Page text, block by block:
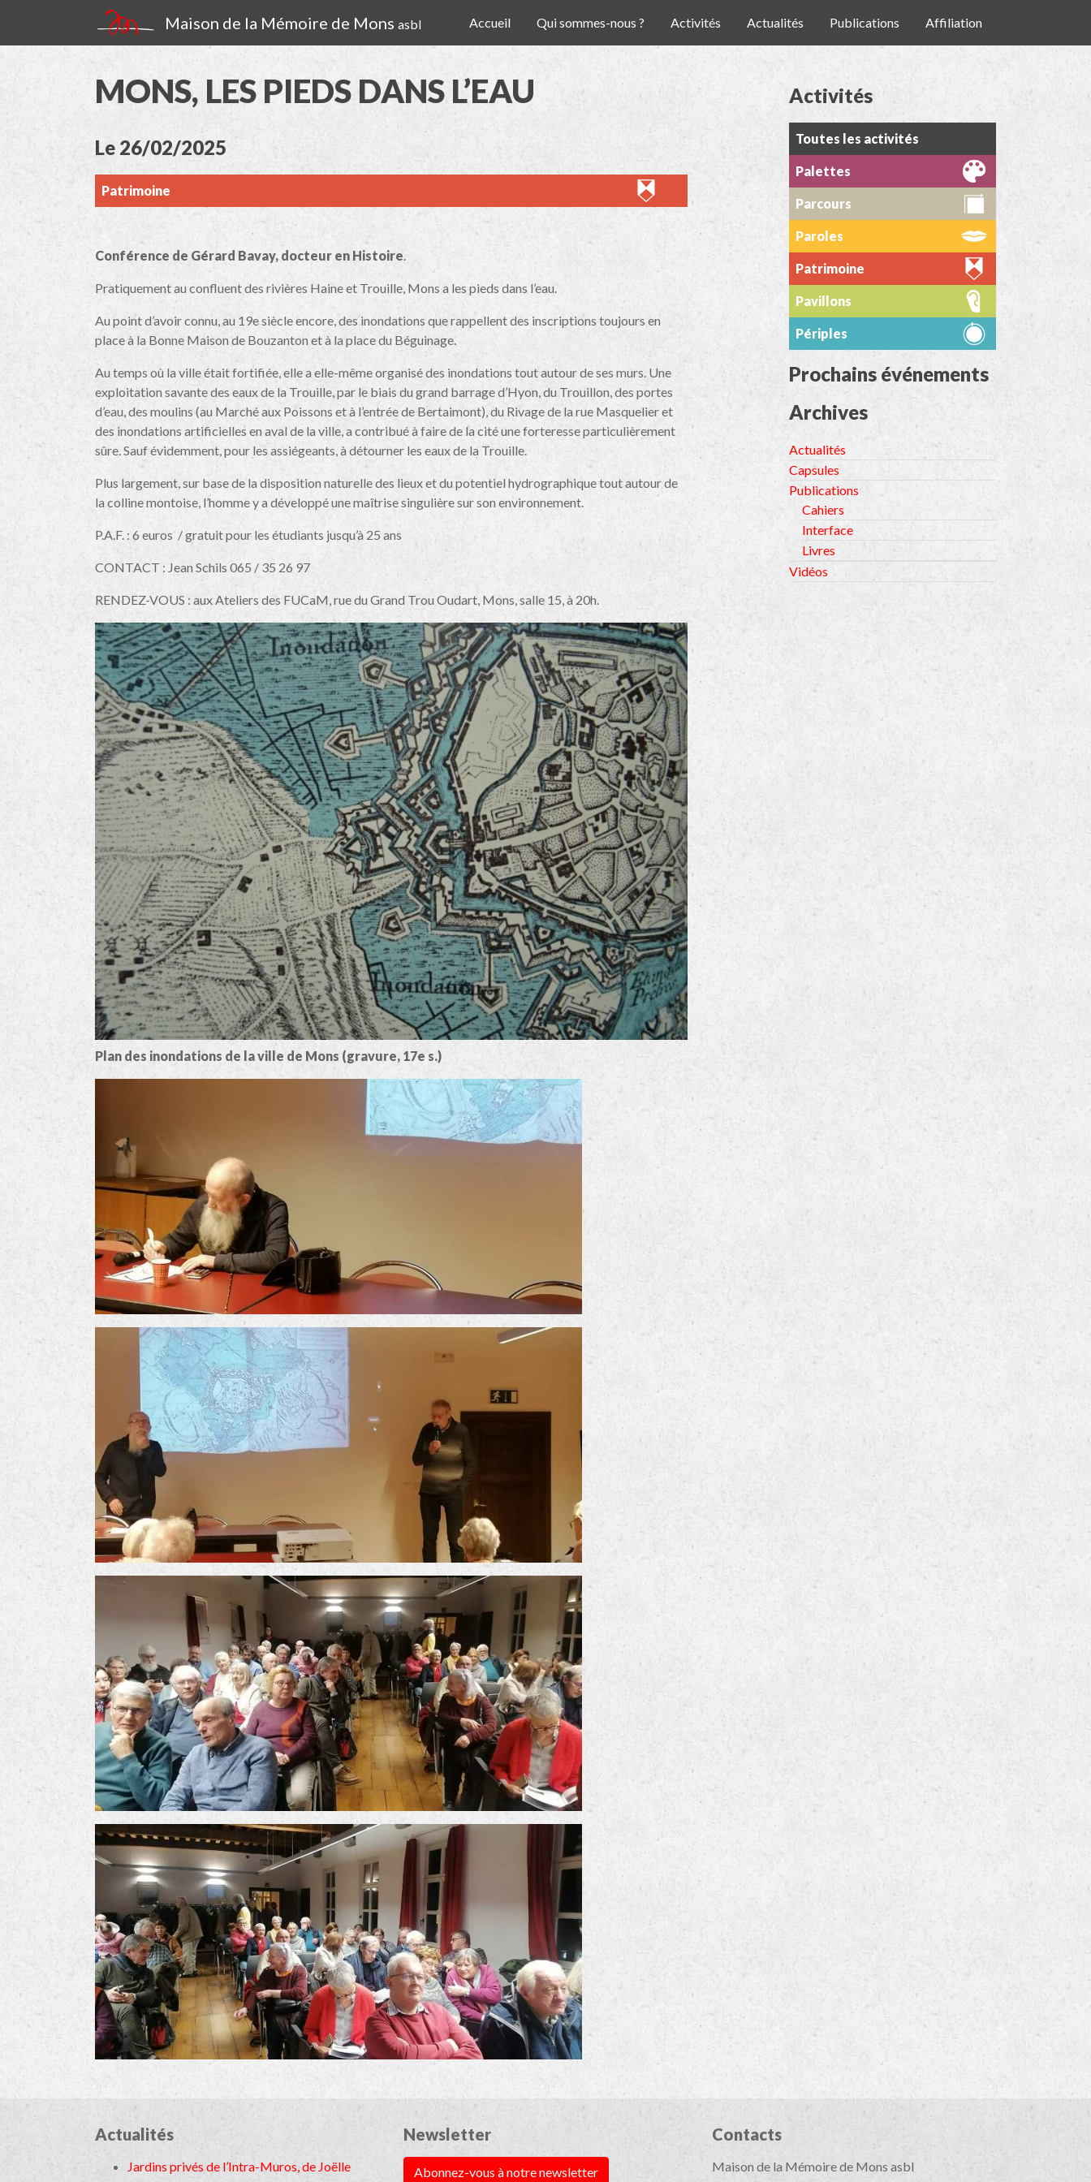
Maison de la Mémoire de Mons asbl Accueil Qui sommes-nous ? Activités Actualités Publications Affiliation
MONS, LES PIEDS DANS L’EAU
Le 26/02/2025
Patrimoine
Conférence de Gérard Bavay, docteur en Histoire.
Pratiquement au confluent des rivières Haine et Trouille, Mons a les pieds dans l’eau.
Au point d’avoir connu, au 19e siècle encore, des inondations que rappellent des inscriptions toujours en
place à la Bonne Maison de Bouzanton et à la place du Béguinage.
Au temps où la ville était fortifiée, elle a elle-même organisé des inondations tout autour de ses murs. Une
exploitation savante des eaux de la Trouille, par le biais du grand barrage d’Hyon, du Trouillon, des portes
d’eau, des moulins (au Marché aux Poissons et à l’entrée de Bertaimont), du Rivage de la rue Masquelier et
des inondations artificielles en aval de la ville, a contribué à faire de la cité une forteresse particulièrement
sûre. Sauf évidemment, pour les assiégeants, à détourner les eaux de la Trouille.
Plus largement, sur base de la disposition naturelle des lieux et du potentiel hydrographique tout autour de
la colline montoise, l’homme y a développé une maîtrise singulière sur son environnement.
P.A.F. : 6 euros / gratuit pour les étudiants jusqu’à 25 ans
CONTACT : Jean Schils 065 / 35 26 97
RENDEZ-VOUS : aux Ateliers des FUCaM, rue du Grand Trou Oudart, Mons, salle 15, à 20h.
Plan des inondations de la ville de Mons (gravure, 17e s.)
Activités
Toutes les activités
Palettes
Parcours
Paroles
Patrimoine
Pavillons
Périples
Prochains événements
Archives
Actualités
Capsules
Publications
Cahiers
Interface
Livres
Vidéos
Actualités
Jardins privés de l’Intra-Muros, de Joëlle
Newsletter
Abonnez-vous à notre newsletter
Contacts
Maison de la Mémoire de Mons asbl